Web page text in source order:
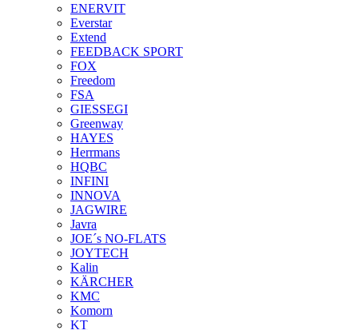
ENERVIT
Everstar
Extend
FEEDBACK SPORT
FOX
Freedom
FSA
GIESSEGI
Greenway
HAYES
Herrmans
HQBC
INFINI
INNOVA
JAGWIRE
Javra
JOE´s NO-FLATS
JOYTECH
Kalin
KÄRCHER
KMC
Komorn
KT